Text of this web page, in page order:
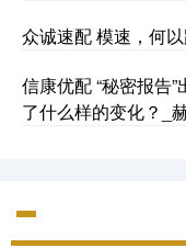
众诚速配 模速，何
信康优配 “秘密报告
了什么样的变化？_